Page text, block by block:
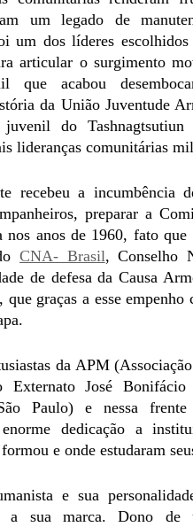
um legado de
um dos líderes
articular o surgimento
que acabou
da União Juventude
do Tashnagtsutiun
lideranças comunitárias
recebeu a incumbência
preparar a
nos anos de 1960, fato que
CNA- Brasil, Conselho
de defesa da Causa
que graças a esse empenho
da APM
Externato José Bonifácio
Paulo) e nessa frente
dedicação a
e onde estudaram
e sua
a sua marca. Dono de